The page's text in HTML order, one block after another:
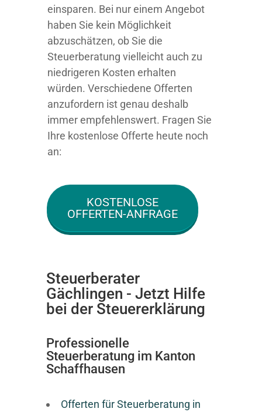
einsparen. Bei nur einem Angebot
haben Sie kein Möglichkeit
abzuschätzen, ob Sie die
Steuerberatung vielleicht auch zu
niedrigeren Kosten erhalten
würden. Verschiedene Offerten
anzufordern ist genau deshalb
immer empfehlenswert. Fragen Sie
Ihre kostenlose Offerte heute noch
an:
KOSTENLOSE
OFFERTEN-ANFRAGE
Steuerberater
Gächlingen - Jetzt Hilfe
bei der Steuererklärung
Professionelle
Steuerberatung im Kanton
Schaffhausen
Offerten für Steuerberatung in